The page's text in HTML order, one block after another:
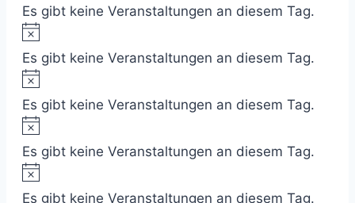
Es gibt keine Veranstaltungen an diesem Tag.
Es gibt keine Veranstaltungen an diesem Tag.
Es gibt keine Veranstaltungen an diesem Tag.
Es gibt keine Veranstaltungen an diesem Tag.
Es gibt keine Veranstaltungen an diesem Tag.